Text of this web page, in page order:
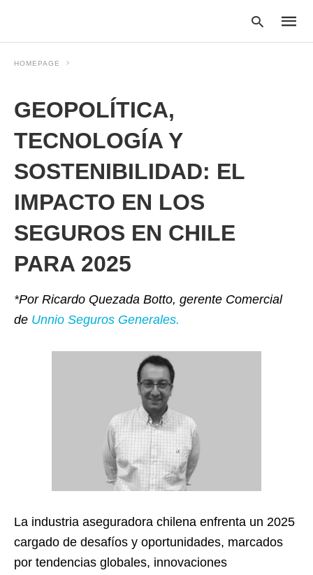
HOMEPAGE
GEOPOLÍTICA,
TECNOLOGÍA Y
SOSTENIBILIDAD: EL
IMPACTO EN LOS
SEGUROS EN CHILE
PARA 2025
*Por Ricardo Quezada Botto, gerente Comercial
de Unnio Seguros Generales.
La industria aseguradora chilena enfrenta un 2025
cargado de desafíos y oportunidades, marcados
por tendencias globales, innovaciones